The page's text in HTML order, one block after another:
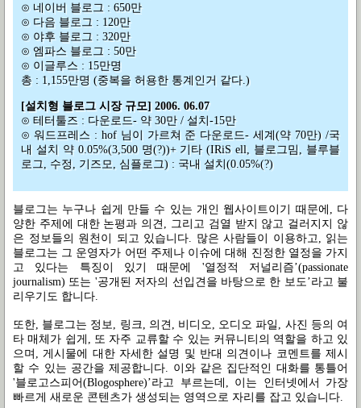
⊙ 네이버 블로그 : 650만
⊙ 다음 블로그 : 120만
⊙ 야후 블로그 : 320만
⊙ 엠파스 블로그 : 50만
⊙ 이글루스 : 15만명
총 : 1,155만명 (중복을 허용한 통계인거 같다.)
[설치형 블로그 시장 규모] 2006. 06.07
⊙ 테터툴즈 : 다운로드- 약 30만 / 설치-15만
⊙ 워드프레스 : hof 님이 가르쳐 준 다운로드- 세계(약 70만) /국
내 설치 약 0.05%(3,500 명(?))+ 기타 (IRiS ell, 블로그밈, 블루블
로그, 수정, 기즈모, 심플로그) : 국내 설치(0.05%(?)
블로그는 누구나 쉽게 만들 수 있는 개인 웹사이트이기 때문에, 다
양한 주제에 대한 논평과 의견, 그리고 검열 받지 않고 걸러지지 않
은 정보들의 원천이 되고 있습니다. 많은 사람들이 이용하고, 읽는
블로그는 그 운영자가 어떤 주제나 이슈에 대해 진정한 열정을 가지
고 있다는 특징이 있기 때문에 '열정적 저널리즘’(passionate
journalism) 또는 '공개된 저자의 선입견을 바탕으로 한 보도’라고 불
리우기도 합니다.
또한, 블로그는 정보, 링크, 의견, 비디오, 오디오 파일, 사진 등의 여
타 매체가 쉽게, 또 자주 교류할 수 있는 커뮤니티의 역할을 하고 있
으며, 게시물에 대한 자세한 설명 및 반대 의견이나 코멘트를 제시
할 수 있는 공간을 제공합니다. 이와 같은 집단적인 대화를 통틀어
'블로고스피어(Blogosphere)’라고 부르는데, 이는 인터넷에서 가장
빠르게 새로운 콘텐츠가 생성되는 영역으로 자리를 잡고 있습니다.